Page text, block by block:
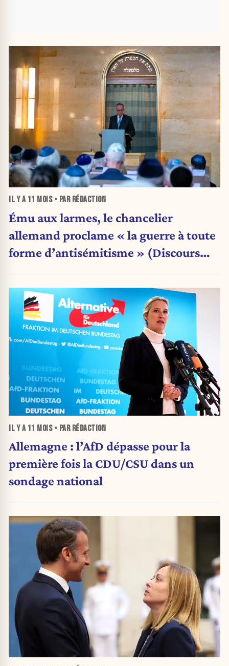
IL Y A 11 MOIS• PAR RÉDACTION
Ému aux larmes, le chancelier
allemand proclame « la guerre à toute
forme d’antisémitisme » (Discours
IL Y A 11 MOIS• PAR RÉDACTION
Allemagne : l’AfD dépasse pour la
première fois la CDU/CSU dans un
sondage national